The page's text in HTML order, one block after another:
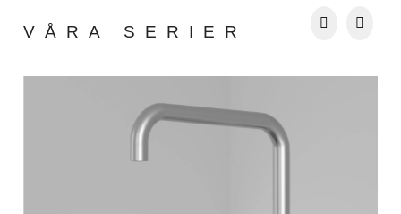
VÅRA SERIER